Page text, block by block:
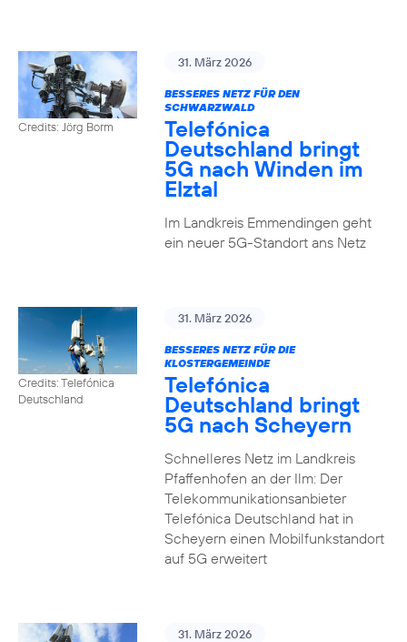
Credits: Jörg Borm
31. März 2026
BESSERES NETZ FÜR DEN
SCHWARZWALD
Telefónica
Deutschland bringt
5G nach Winden im
Elztal
Im Landkreis Emmendingen geht
ein neuer 5G-Standort ans Netz
Credits: Telefónica
Deutschland
31. März 2026
BESSERES NETZ FÜR DIE
KLOSTERGEMEINDE
Telefónica
Deutschland bringt
5G nach Scheyern
Schnelleres Netz im Landkreis
Pfaffenhofen an der Ilm: Der
Telekommunikationsanbieter
Telefónica Deutschland hat in
Scheyern einen Mobilfunkstandort
auf 5G erweitert
31. März 2026